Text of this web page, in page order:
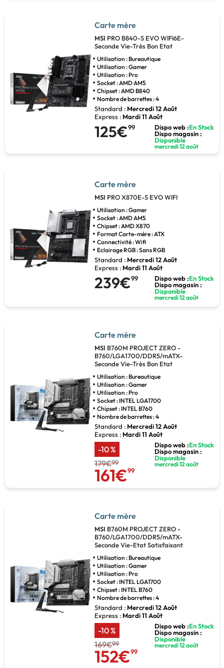
Carte mère
MSI PRO B840-S EVO WIFI6E-
Seconde Vie-Très Bon Etat
Utilisation : Bureautique
Utilisation : Gamer
Utilisation : Pro
Socket : AMD AM5
Chipset : AMD B840
Nombre de barrettes : 4
Standard : Mercredi 12 Août
Express : Mardi 11 Août
125€99 Dispo web :En Stock
Dispo magasin :
Disponible
mercredi 12 août
Carte mère
MSI PRO X870E-S EVO WIFI
Utilisation : Gamer
Socket : AMD AM5
Chipset : AMD X870
Format Carte-mère : ATX
Connectivité : Wifi
Eclairage RGB : Sans RGB
Standard : Mercredi 12 Août
Express : Mardi 11 Août
239€99 Dispo web :En Stock
Dispo magasin :
Disponible
mercredi 12 août
Carte mère
MSI B760M PROJECT ZERO -
B760/LGA1700/DDR5/mATX-
Seconde Vie-Très Bon Etat
Utilisation : Bureautique
Utilisation : Gamer
Utilisation : Pro
Socket : INTEL LGA1700
Chipset : INTEL B760
Nombre de barrettes : 4
Standard : Mercredi 12 Août
Express : Mardi 11 Août
-10 %
179€99
161€99
Dispo web :En Stock
Dispo magasin :
Disponible
mercredi 12 août
Carte mère
MSI B760M PROJECT ZERO -
B760/LGA1700/DDR5/mATX-
Seconde Vie-Etat Satisfaisant
Utilisation : Bureautique
Utilisation : Gamer
Utilisation : Pro
Socket : INTEL LGA1700
Chipset : INTEL B760
Nombre de barrettes : 4
Standard : Mercredi 12 Août
Express : Mardi 11 Août
-10 %
169€99
152€99
Dispo web :En Stock
Dispo magasin :
Disponible
mercredi 12 août